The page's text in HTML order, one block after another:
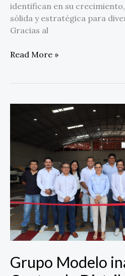
identifican en su
sólida y estratégica para
Gracias al
Read More »
Grupo Modelo
Modelo
Centro
Distribución
en
Acapulco